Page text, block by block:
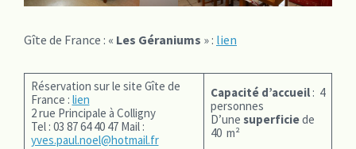
Gîte de France : « Les Géraniums » : lien
Réservation sur le site Gîte de
France : lien
2 rue Principale à Colligny
Tel : 03 87 64 40 47 Mail :
yves.paul.noel@hotmail.fr
Capacité d’accueil: 4
personnes
D’une superficiede
40 m²